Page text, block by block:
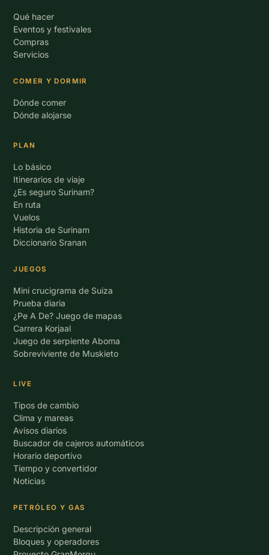
Qué hacer
Eventos y festivales
Compras
Servicios
COMER Y DORMIR
Dónde comer
Dónde alojarse
PLAN
Lo básico
Itinerarios de viaje
¿Es seguro Surinam?
En ruta
Vuelos
Historia de Surinam
Diccionario Sranan
JUEGOS
Mini crucigrama de Suiza
Prueba diaria
¿Pe A De? Juego de mapas
Carrera Korjaal
Juego de serpiente Aboma
Sobreviviente de Muskieto
LIVE
Tipos de cambio
Clima y mareas
Avisos diarios
Buscador de cajeros automáticos
Horario deportivo
Tiempo y convertidor
Noticias
PETRÓLEO Y GAS
Descripción general
Bloques y operadores